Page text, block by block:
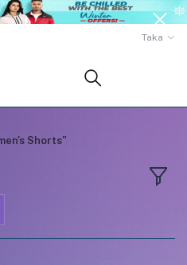
Taka
Shorts"